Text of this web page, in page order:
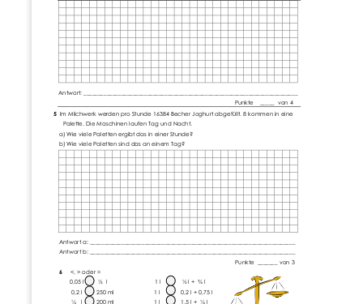
Antwort: __________________________________________________________________________
Punkte    _____  von 4
5 Im Milchwerk werden pro Stunde 16384 Becher Joghurt abgefüllt. 8 kommen in eine
Palette. Die Maschinen laufen Tag und Nacht.
a) Wie viele Paletten ergibt das in einer Stunde?
b) Wie viele Paletten sind das an einem Tag?
Antwort a: ____________________________________________________
Antwort b: _______________________________________________________________________
Punkte  _______ von 3
6
<, > oder =
0,05 l         ½  l                              1 l             ½ l +  ¾ l
0,2 l         250 ml                         1 l             0,2 l + 0,75 l
¼   l         200 ml                         1 l             1,5 l +  ¼ l